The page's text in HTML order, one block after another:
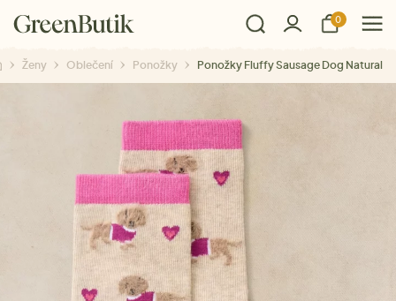
0
Ženy Oblečení Ponožky Ponožky Fluffy Sausage Dog Natural